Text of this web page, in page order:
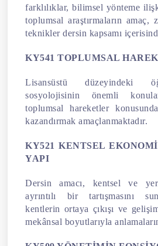
farklılıklar, bilimsel yönteme
toplumsal araştırmaların amaç,
teknikler dersin kapsamı
KY541 TOPLUMSAL
Lisansüstü düzeyindeki
sosyolojisinin önemli
toplumsal hareketler
kazandırmak amaçlanmaktadır.
KY521 KENTSEL
YAPI
Dersin amacı, kentsel ve
ayrıntılı bir tartışmasını
kentlerin ortaya çıkışı ve
mekânsal boyutlarıyla